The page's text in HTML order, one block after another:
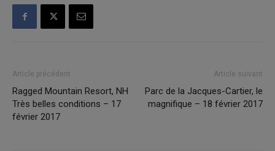
Article précédent
Ragged Mountain Resort, NH
Très belles conditions – 17
février 2017
Article suivant
Parc de la Jacques-Cartier, le
magnifique – 18 février 2017